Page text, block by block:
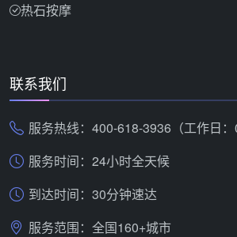
热石按摩
联系我们
服务热线：400-618-3936（工作日：
服务时间：24小时全天候
到达时间：30分钟速达
服务范围：全国160+城市